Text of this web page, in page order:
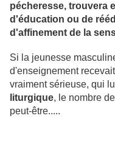
pécheresse, trouvera
d'éducation ou de
d'affinement de la
Si la jeunesse
d'enseignement
vraiment sérieuse, qui
liturgique, le nombre
peut-être.....